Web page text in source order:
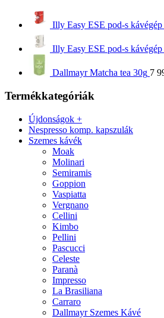
Illy Easy ESE pod-s
Illy Easy ESE pod-s kávégép
Dallmayr Matcha tea 30g 7
Termékkategóriák
Újdonságok +
Nespresso komp. kapszulák
Szemes kávék
Moak
Molinari
Semiramis
Goppion
Vaspiatta
Vergnano
Cellini
Kimbo
Pellini
Pascucci
Celeste
Paranà
Impresso
La Brasiliana
Carraro
Dallmayr Szemes Kávé